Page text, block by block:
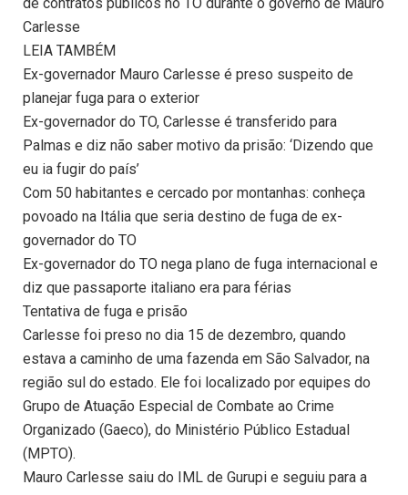
Carlesse
LEIA TAMBÉM
Ex-governador Mauro Carlesse é preso suspeito de
planejar fuga para o exterior
Ex-governador do TO, Carlesse é transferido para
Palmas e diz não saber motivo da prisão: ‘Dizendo que
eu ia fugir do país’
Com 50 habitantes e cercado por montanhas: conheça
povoado na Itália que seria destino de fuga de ex-
governador do TO
Ex-governador do TO nega plano de fuga internacional e
diz que passaporte italiano era para férias
Tentativa de fuga e prisão
Carlesse foi preso no dia 15 de dezembro, quando
estava a caminho de uma fazenda em São Salvador, na
região sul do estado. Ele foi localizado por equipes do
Grupo de Atuação Especial de Combate ao Crime
Organizado (Gaeco), do Ministério Público Estadual
(MPTO).
Mauro Carlesse saiu do IML de Gurupi e seguiu para a